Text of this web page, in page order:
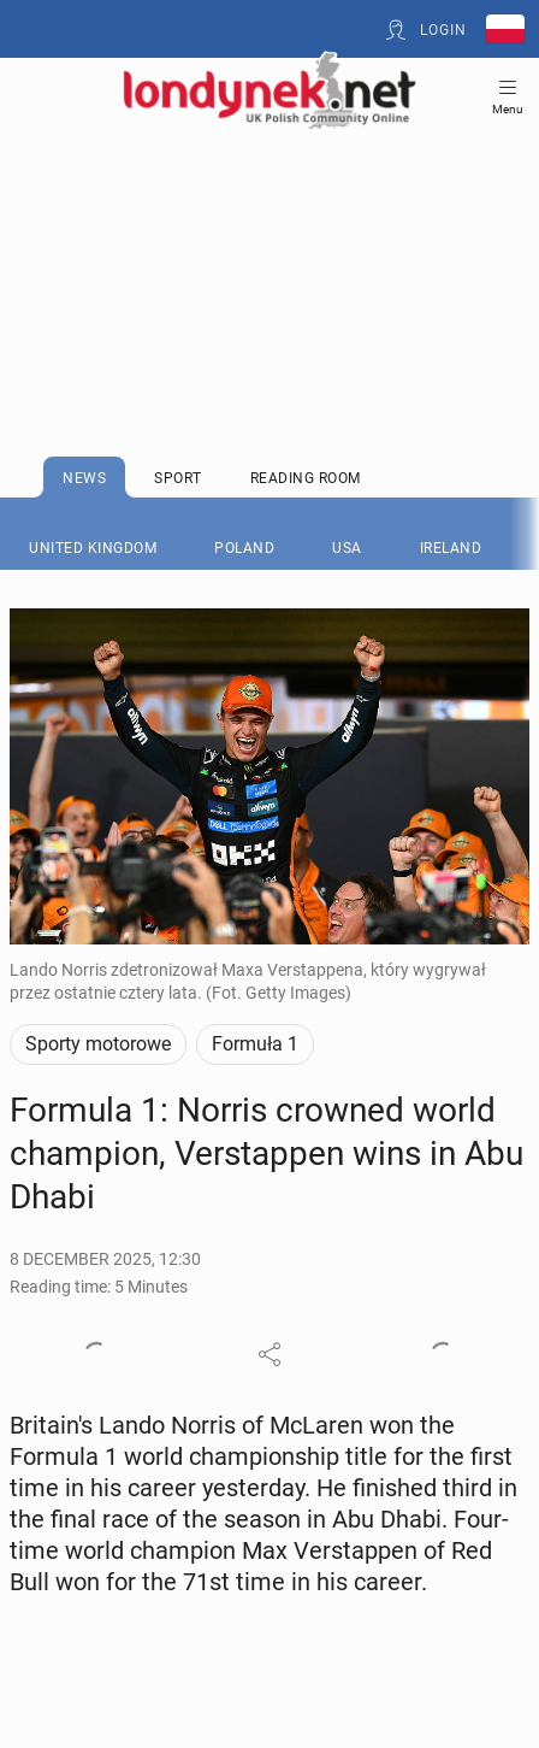
LOGIN
Menu
NEWS SPORT READING ROOM
UNITED KINGDOM POLAND USA IRELAND
Lando Norris zdetronizował Maxa Verstappena, który wygrywał
przez ostatnie cztery lata. (Fot. Getty Images)
Sporty motorowe Formuła 1
Formula 1: Norris crowned world
cham­pi­on, Ver­stap­pen wins in Abu
Dhabi
8 DECEMBER 2025, 12:30
Reading time: 5 Minutes
Britain's Lando Norris of McLaren won the
Formula 1 world cham­pi­onship title for the first
time in his career yes­ter­day. He fin­ished third in
the final race of the season in Abu Dhabi. Four-
time world cham­pi­on Max Ver­stap­pen of Red
Bull won for the 71st time in his career.